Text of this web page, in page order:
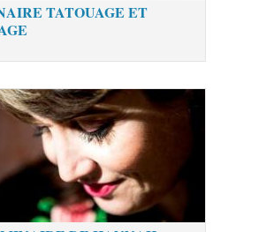
TATOUAGE ET